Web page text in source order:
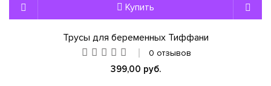
Купить
Трусы для беременных Тиффани
0 отзывов
399,00 руб.